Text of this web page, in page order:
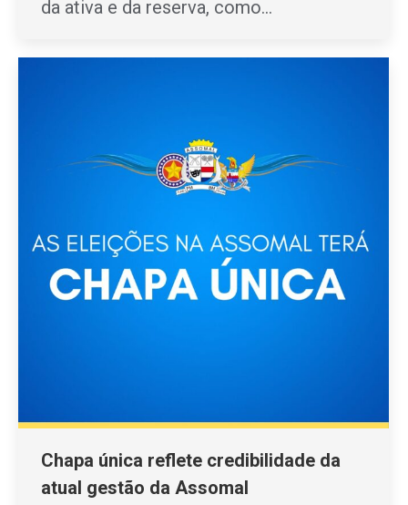
da ativa e da reserva, como…
Chapa única reflete credibilidade da
atual gestão da Assomal